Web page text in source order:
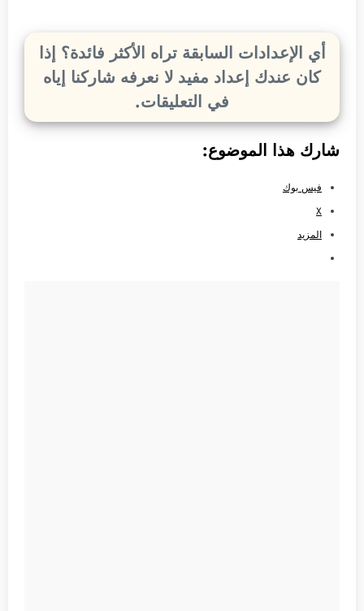
أي الإعدادات السابقة تراه الأكثر فائدة؟ إذا
كان عندك إعداد مفيد لا نعرفه شاركنا إياه
في التعليقات.
شارك هذا الموضوع:
فيس بوك
X
المزيد